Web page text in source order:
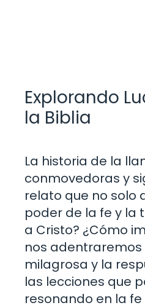
Explorando
la Biblia
La historia de la
conmovedoras y
relato que no solo
poder de la fe y la
a Cristo? ¿Cómo
nos adentraremos
milagrosa y la
las lecciones que
resonando en la